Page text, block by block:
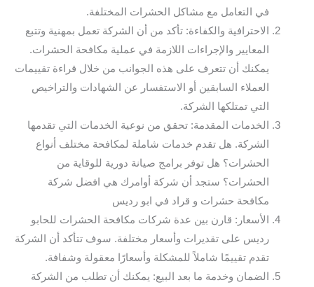
في التعامل مع مشاكل الحشرات المختلفة.
الاحترافية والكفاءة: تأكد من أن الشركة تعمل بمهنية وتتبع
المعايير والإجراءات اللازمة في عملية مكافحة الحشرات.
يمكنك أن تتعرف على هذه الجوانب من خلال قراءة تقييمات
العملاء السابقين أو الاستفسار عن الشهادات والتراخيص
التي تمتلكها الشركة.
الخدمات المقدمة: تحقق من نوعية الخدمات التي تقدمها
الشركة. هل تقدم خدمات شاملة لمكافحة مختلف أنواع
الحشرات؟ هل توفر برامج صيانة دورية للوقاية من
الحشرات؟ ستجد أن شركة أوامرك هي افضل شركة
مكافحة حشرات و قراد في ابو رديس
الأسعار: قارن بين عدة شركات مكافحة الحشرات للحابو
رديس على تقديرات وأسعار مختلفة. سوف تتأكد أن الشركة
تقدم تقييمًا شاملاً للمشكلة وأسعارًا معقولة وشفافة.
الضمان وخدمة ما بعد البيع: يمكنك أن تطلب من الشركة